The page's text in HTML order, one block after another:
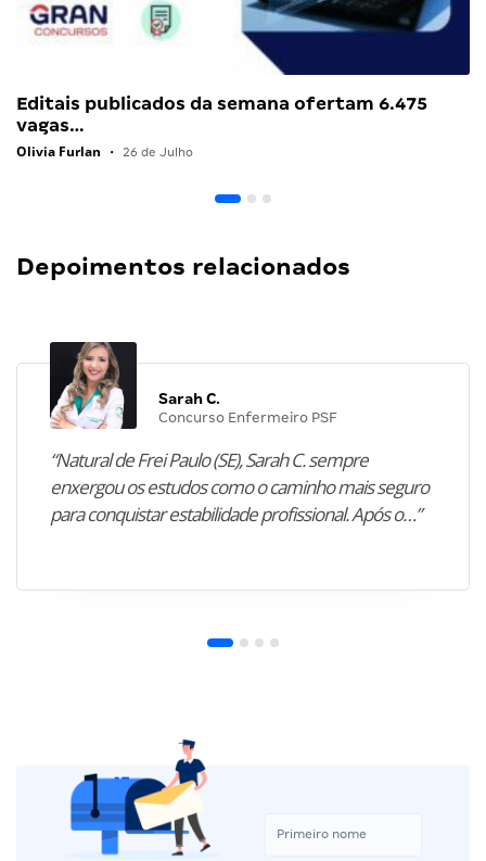
Editais publicados da semana ofertam 6.475
vagas…
Olivia Furlan • 26 de Julho
Depoimentos relacionados
Sarah C.
Concurso Enfermeiro PSF
“Natural de Frei Paulo (SE), Sarah C. sempre
enxergou os estudos como o caminho mais seguro
para conquistar estabilidade profissional. Após o…”